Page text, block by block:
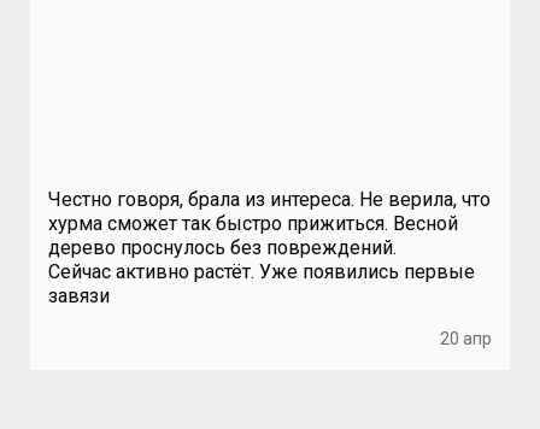
Честно говоря, брала из интереса. Не верила, что
хурма сможет так быстро прижиться. Весной
дерево проснулось без повреждений.
Сейчас активно растёт. Уже появились первые
завязи
20 апр